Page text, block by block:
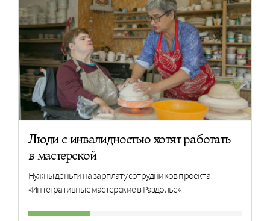
Люди с инвалидностью хотят работать
в мастерской
Нужны деньги на зарплату сотрудников проекта
«Интегративные мастерские в Раздолье»